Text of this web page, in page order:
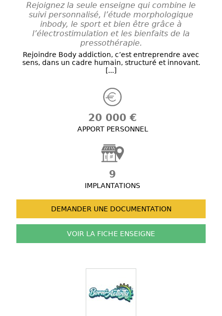
Rejoignez la seule enseigne qui combine le
suivi personnalisé, l’étude morphologique
inbody, le sport et bien être grâce à
l’électrostimulation et les bienfaits de la
pressothérapie.
Rejoindre Body addiction, c’est entreprendre avec
sens, dans un cadre humain, structuré et innovant.
[...]
20 000 €
APPORT PERSONNEL
9
IMPLANTATIONS
DEMANDER UNE DOCUMENTATION
VOIR LA FICHE ENSEIGNE